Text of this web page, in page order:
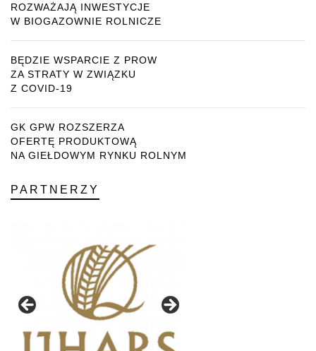
ROZWAŻAJĄ INWESTYCJE
W BIOGAZOWNIE ROLNICZE
BĘDZIE WSPARCIE Z PROW
ZA STRATY W ZWIĄZKU
Z COVID-19
GK GPW ROZSZERZA
OFERTĘ PRODUKTOWĄ
NA GIEŁDOWYM RYNKU ROLNYM
PARTNERZY